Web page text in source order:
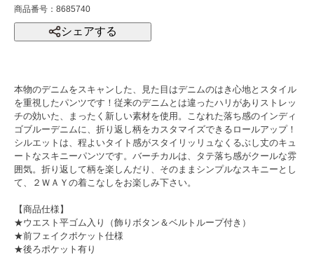
商品番号：8685740
シェアする
本物のデニムをスキャンした、見た目はデニムのはき心地とスタイル
を重視したパンツです！従来のデニムとは違ったハリがありストレッ
チの効いた、まったく新しい素材を使用。こなれた落ち感のインディ
ゴブルーデニムに、折り返し柄をカスタマイズできるロールアップ！
シルエットは、程よいタイト感がスタイリッリュなくるぶし丈のキュ
ートなスキニーパンツです。バーチカルは、タテ落ち感がクールな雰
囲気。折り返して柄を楽しんだり、そのままシンプルなスキニーとし
て、２ＷＡＹの着こなしをお楽しみ下さい。
【商品仕様】
★ウエスト平ゴム入り（飾りボタン＆ベルトループ付き）
★前フェイクポケット仕様
★後ろポケット有り